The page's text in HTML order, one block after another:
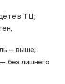
в ТЦ;
— выше;
без лишнего